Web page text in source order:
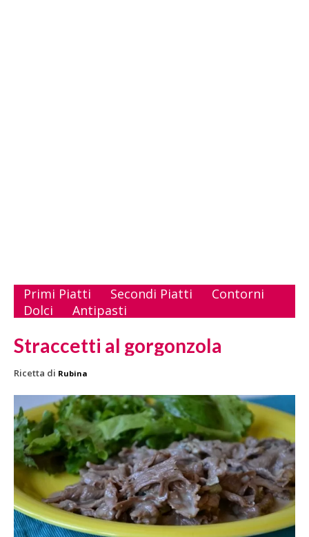
Primi Piatti Secondi Piatti
Contorni
Dolci
Antipasti
Straccetti al gorgonzola
Ricetta di Rubina